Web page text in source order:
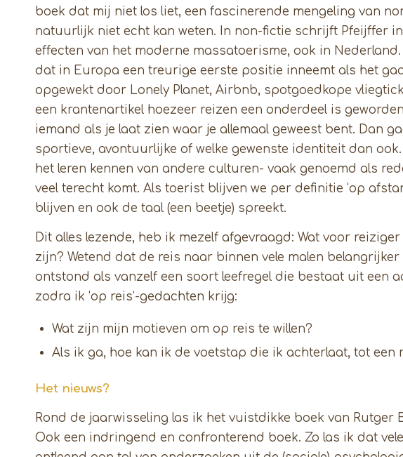
boek dat mij niet los liet, een fascinerende mengeling van
natuurlijk niet echt kan weten. In non-fictie schrijft Pfeijffer
effecten van het moderne massatoerisme, ook in
dat in Europa een treurige eerste positie inneemt als het
opgewekt door Lonely Planet, Airbnb, spotgoedkope
een krantenartikel hoezeer reizen een onderdeel is
iemand als je laat zien waar je allemaal geweest bent. Dan
sportieve, avontuurlijke of welke gewenste identiteit dan
het leren kennen van andere culturen- vaak genoemd als
veel terecht komt. Als toerist blijven we per definitie ‘op
blijven en ook de taal (een beetje) spreekt.
Dit alles lezende, heb ik mezelf afgevraagd: Wat voor
zijn? Wetend dat de reis naar binnen vele malen
ontstond als vanzelf een soort leefregel die bestaat uit een
zodra ik ‘op reis’-gedachten krijg:
Wat zijn mijn motieven om op reis te willen?
Als ik ga, hoe kan ik de voetstap die ik achterlaat, tot een
Het nieuws?
Rond de jaarwisseling las ik het vuistdikke boek van Rutger
Ook een indringend en confronterend boek. Zo las ik dat